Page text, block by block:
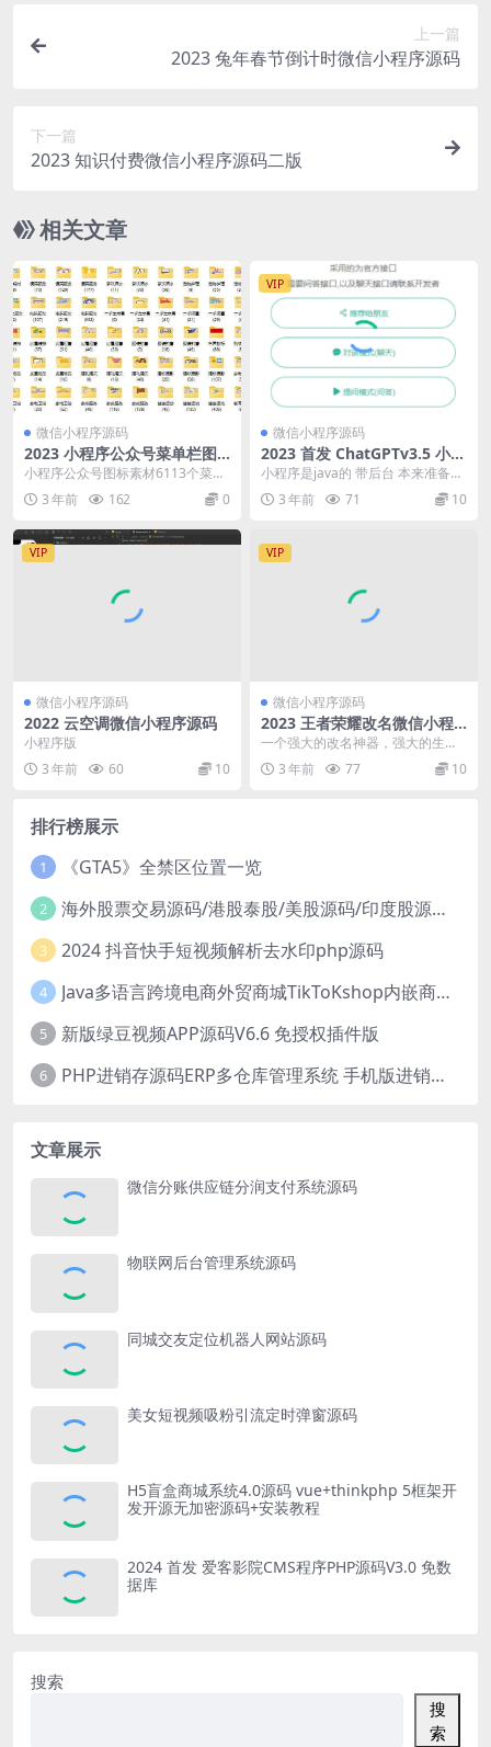
上一篇
2023 兔年春节倒计时微信小程序源码
下一篇
2023 知识付费微信小程序源码二版
相关文章
微信小程序源码
2023 小程序公众号菜单栏图
标6113个素材
小程序公众号图标素材6113个菜单
栏素材图片打包下载，打包全网小
程序开发时所用到...
3 年前 162 0
VIP
微信小程序源码
2023 首发 ChatGPTv3.5 小程
序源码
小程序是java的 带后台 本来准备给
你们带上接口的然后么后台是和接
口连接的 自...
3 年前 71 10
VIP
微信小程序源码
2022 云空调微信小程序源码
小程序版
3 年前
60 10
VIP
微信小程序源码
2023 王者荣耀改名微信小程
序源码
一个强大的改名神器，强大的生成
功能，输入您想要制作的名字可以
一键生成N个重复名供...
3 年前 77 10
排行榜展示
1 《GTA5》全禁区位置一览
2 海外股票交易源码/港股泰股/美股源码/印度股源码/马拉西亚股票源码/国际股票配资
3 2024 抖音快手短视频解析去水印php源码
4 Java多语言跨境电商外贸商城TikToKshop内嵌商城I商家入驻I一键铺
5 新版绿豆视频APP源码V6.6 免授权插件版
6 PHP进销存源码ERP多仓库管理系统 手机版进销存 php网络版进销存小程序
文章展示
微信分账供应链分润支付系统源码
物联网后台管理系统源码
同城交友定位机器人网站源码
美女短视频吸粉引流定时弹窗源码
H5盲盒商城系统4.0源码 vue+thinkphp 5框架开
发开源无加密源码+安装教程
2024 首发 爱客影院CMS程序PHP源码V3.0 免数
据库
搜索
搜
索